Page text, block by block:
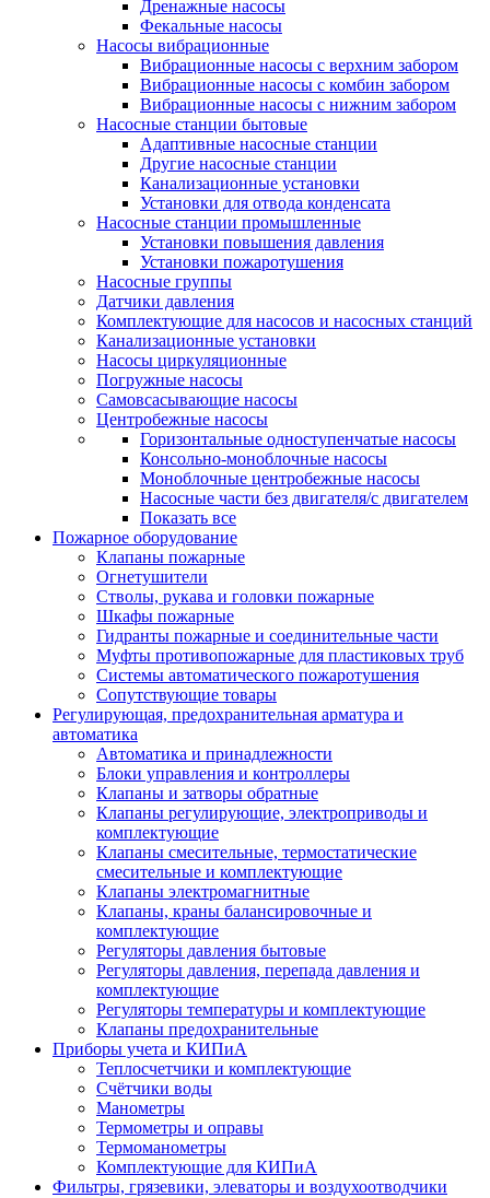
Дренажные насосы
Фекальные насосы
Насосы вибрационные
Вибрационные насосы с верхним забором
Вибрационные насосы с комбин забором
Вибрационные насосы с нижним забором
Насосные станции бытовые
Адаптивные насосные станции
Другие насосные станции
Канализационные установки
Установки для отвода конденсата
Насосные станции промышленные
Установки повышения давления
Установки пожаротушения
Насосные группы
Датчики давления
Комплектующие для насосов и насосных станций
Канализационные установки
Насосы циркуляционные
Погружные насосы
Самовсасывающие насосы
Центробежные насосы
Горизонтальные одноступенчатые насосы
Консольно-моноблочные насосы
Моноблочные центробежные насосы
Насосные части без двигателя/с двигателем
Показать все
Пожарное оборудование
Клапаны пожарные
Огнетушители
Стволы, рукава и головки пожарные
Шкафы пожарные
Гидранты пожарные и соединительные части
Муфты противопожарные для пластиковых труб
Системы автоматического пожаротушения
Сопутствующие товары
Регулирующая, предохранительная арматура и
автоматика
Автоматика и принадлежности
Блоки управления и контроллеры
Клапаны и затворы обратные
Клапаны регулирующие, электроприводы и
комплектующие
Клапаны смесительные, термостатические
смесительные и комплектующие
Клапаны электромагнитные
Клапаны, краны балансировочные и
комплектующие
Регуляторы давления бытовые
Регуляторы давления, перепада давления и
комплектующие
Регуляторы температуры и комплектующие
Клапаны предохранительные
Приборы учета и КИПиА
Теплосчетчики и комплектующие
Счётчики воды
Манометры
Термометры и оправы
Термоманометры
Комплектующие для КИПиА
Фильтры, грязевики, элеваторы и воздухоотводчики